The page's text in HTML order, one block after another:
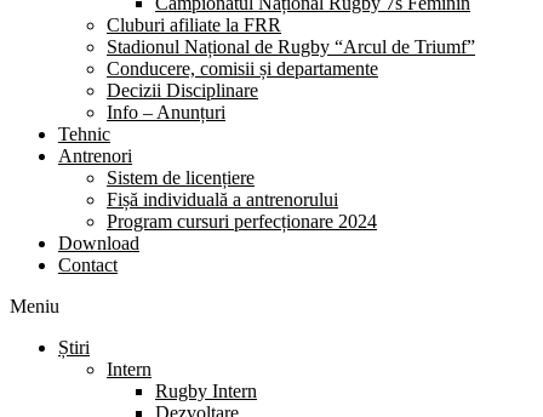
Cluburi afiliate la FRR
Stadionul Național de Rugby “Arcul de Triumf”
Conducere, comisii și departamente
Decizii Disciplinare
Info – Anunțuri
Tehnic
Antrenori
Sistem de licențiere
Fișă individuală a antrenorului
Program cursuri perfecționare 2024
Download
Contact
Meniu
Știri
Intern
Rugby Intern
Dezvoltare